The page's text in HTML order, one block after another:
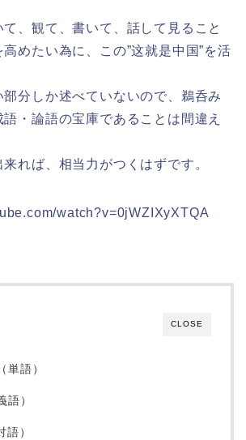
、観て、書いて、話して見ること
めたい為に、この”这就是中国”を活
分しか述べていないので、鵜呑み
・論語の宝庫であることは間違え
れば、相当力がつくはずです。
watch?v=0jWZIXyXTQA
CLOSE
単語）
語）
語）